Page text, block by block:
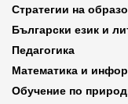
Стратегии на
Български език и
Педагогика
Математика и
Обучение по